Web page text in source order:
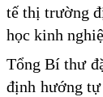
tế thị trường
học kinh
Tổng Bí thư
định hướng